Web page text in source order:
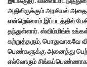
அதிலிருக்கும் அரசியல்
என்றெல்லாம் இப்படத்தில்
தந்துள்ளார். ஸ்விம்மிங்க்
கற்றுத்தரும்,
பெண்களுக்கு அனைத்து
எல்லோரும் சிங்கப்பெண்ணாக